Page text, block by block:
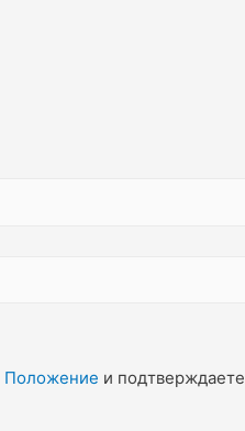
Положение и подтверждаете